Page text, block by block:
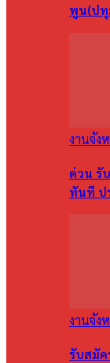
พูน(ปทุ
งานจัง
ด่วน รั
ทันที ป
งานจัง
รับสมัค